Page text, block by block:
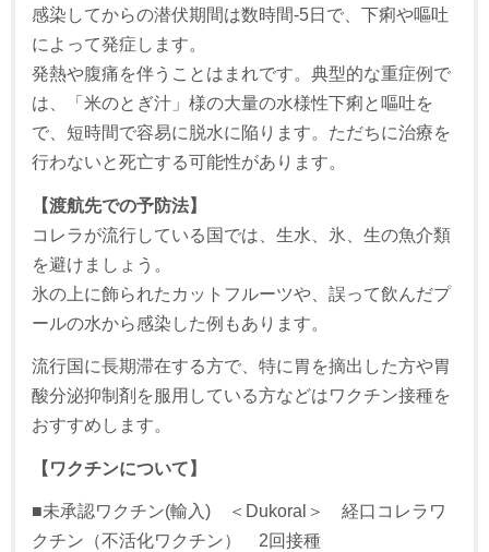
感染してからの潜伏期間は数時間-5日で、下痢や嘔吐
によって発症します。
発熱や腹痛を伴うことはまれです。典型的な重症例で
は、「米のとぎ汁」様の大量の水様性下痢と嘔吐を
で、短時間で容易に脱水に陥ります。ただちに治療を
行わないと死亡する可能性があります。
【渡航先での予防法】
コレラが流行している国では、生水、氷、生の魚介類
を避けましょう。
氷の上に飾られたカットフルーツや、誤って飲んだプ
ールの水から感染した例もあります。
流行国に長期滞在する方で、特に胃を摘出した方や胃
酸分泌抑制剤を服用している方などはワクチン接種を
おすすめします。
【ワクチンについて】
■未承認ワクチン(輸入) ＜Dukoral＞ 経口コレラワ
クチン（不活化ワクチン） 2回接種